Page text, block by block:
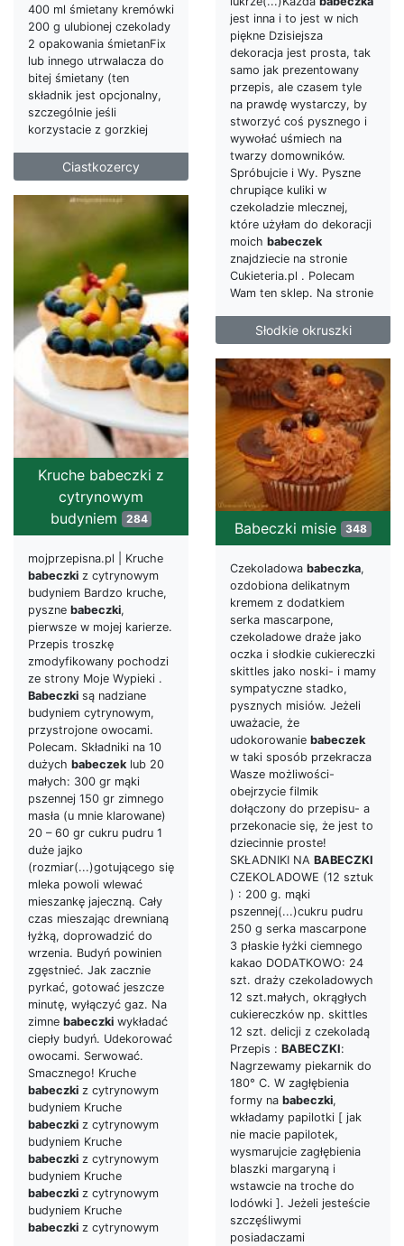
jest inna i to jest w nich
piękne Dzisiejsza
dekoracja jest prosta, tak
samo jak prezentowany
przepis, ale czasem tyle
na prawdę wystarczy, by
stworzyć coś pysznego i
wywołać uśmiech na
twarzy domowników.
Spróbujcie i Wy. Pyszne
chrupiące kuliki w
czekoladzie mlecznej,
które użyłam do dekoracji
moich babeczek
znajdziecie na stronie
Cukieteria.pl . Polecam
Wam ten sklep. Na stronie
Słodkie okruszki
400 ml śmietany kremówki
200 g ulubionej czekolady
2 opakowania śmietanFix
lub innego utrwalacza do
bitej śmietany (ten
składnik jest opcjonalny,
szczególnie jeśli
korzystacie z gorzkiej
Ciastkozercy
Kruche babeczki z
cytrynowym
budyniem
284
mojprzepisna.pl | Kruche
babeczki z cytrynowym
budyniem Bardzo kruche,
pyszne babeczki,
pierwsze w mojej karierze.
Przepis troszkę
zmodyfikowany pochodzi
ze strony Moje Wypieki .
Babeczki są nadziane
budyniem cytrynowym,
przystrojone owocami.
Polecam. Składniki na 10
dużych babeczeklub 20
małych: 300 gr mąki
pszennej 150 gr zimnego
masła (u mnie klarowane)
20 – 60 gr cukru pudru 1
duże jajko
(rozmiar(...)gotującego się
mleka powoli wlewać
mieszankę jajeczną. Cały
czas mieszając drewnianą
łyżką, doprowadzić do
wrzenia. Budyń powinien
zgęstnieć. Jak zacznie
pyrkać, gotować jeszcze
minutę, wyłączyć gaz. Na
zimne babeczki wykładać
ciepły budyń. Udekorować
owocami. Serwować.
Smacznego! Kruche
babeczki z cytrynowym
budyniem Kruche
babeczki z cytrynowym
budyniem Kruche
babeczki z cytrynowym
budyniem Kruche
babeczki z cytrynowym
budyniem Kruche
babeczki z cytrynowym
Babeczki misie 348
Czekoladowa babeczka,
ozdobiona delikatnym
kremem z dodatkiem
serka mascarpone,
czekoladowe draże jako
oczka i słodkie cukiereczki
skittles jako noski- i mamy
sympatyczne stadko,
pysznych misiów. Jeżeli
uważacie, że
udokorowanie babeczek
w taki sposób przekracza
Wasze możliwości-
obejrzycie filmik
dołączony do przepisu- a
przekonacie się, że jest to
dziecinnie proste!
SKŁADNIKI NA BABECZKI
CZEKOLADOWE (12 sztuk
) : 200 g. mąki
pszennej(...)cukru pudru
250 g serka mascarpone
3 płaskie łyżki ciemnego
kakao DODATKOWO: 24
szt. draży czekoladowych
12 szt.małych, okrągłych
cukiereczków np. skittles
12 szt. delicji z czekoladą
Przepis : BABECZKI:
Nagrzewamy piekarnik do
180° C. W zagłębienia
formy na babeczki,
wkładamy papilotki [ jak
nie macie papilotek,
wysmarujcie zagłębienia
blaszki margaryną i
wstawcie na troche do
lodówki ]. Jeżeli jesteście
szczęśliwymi
posiadaczami